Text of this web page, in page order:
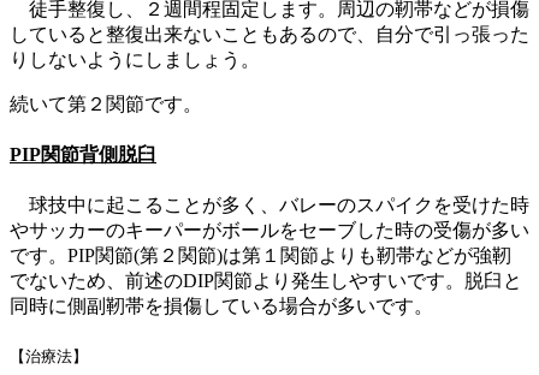
徒手整復し、２週間程固定します。周辺の靭帯などが損傷
していると整復出来ないこともあるので、自分で引っ張った
りしないようにしましょう。
続いて第２関節です。
PIP関節背側脱臼
球技中に起こることが多く、バレーのスパイクを受けた時
やサッカーのキーパーがボールをセーブした時の受傷が多い
です。PIP関節(第２関節)は第１関節よりも靭帯などが強靭
でないため、前述のDIP関節より発生しやすいです。脱臼と
同時に側副靭帯を損傷している場合が多いです。
【治療法】